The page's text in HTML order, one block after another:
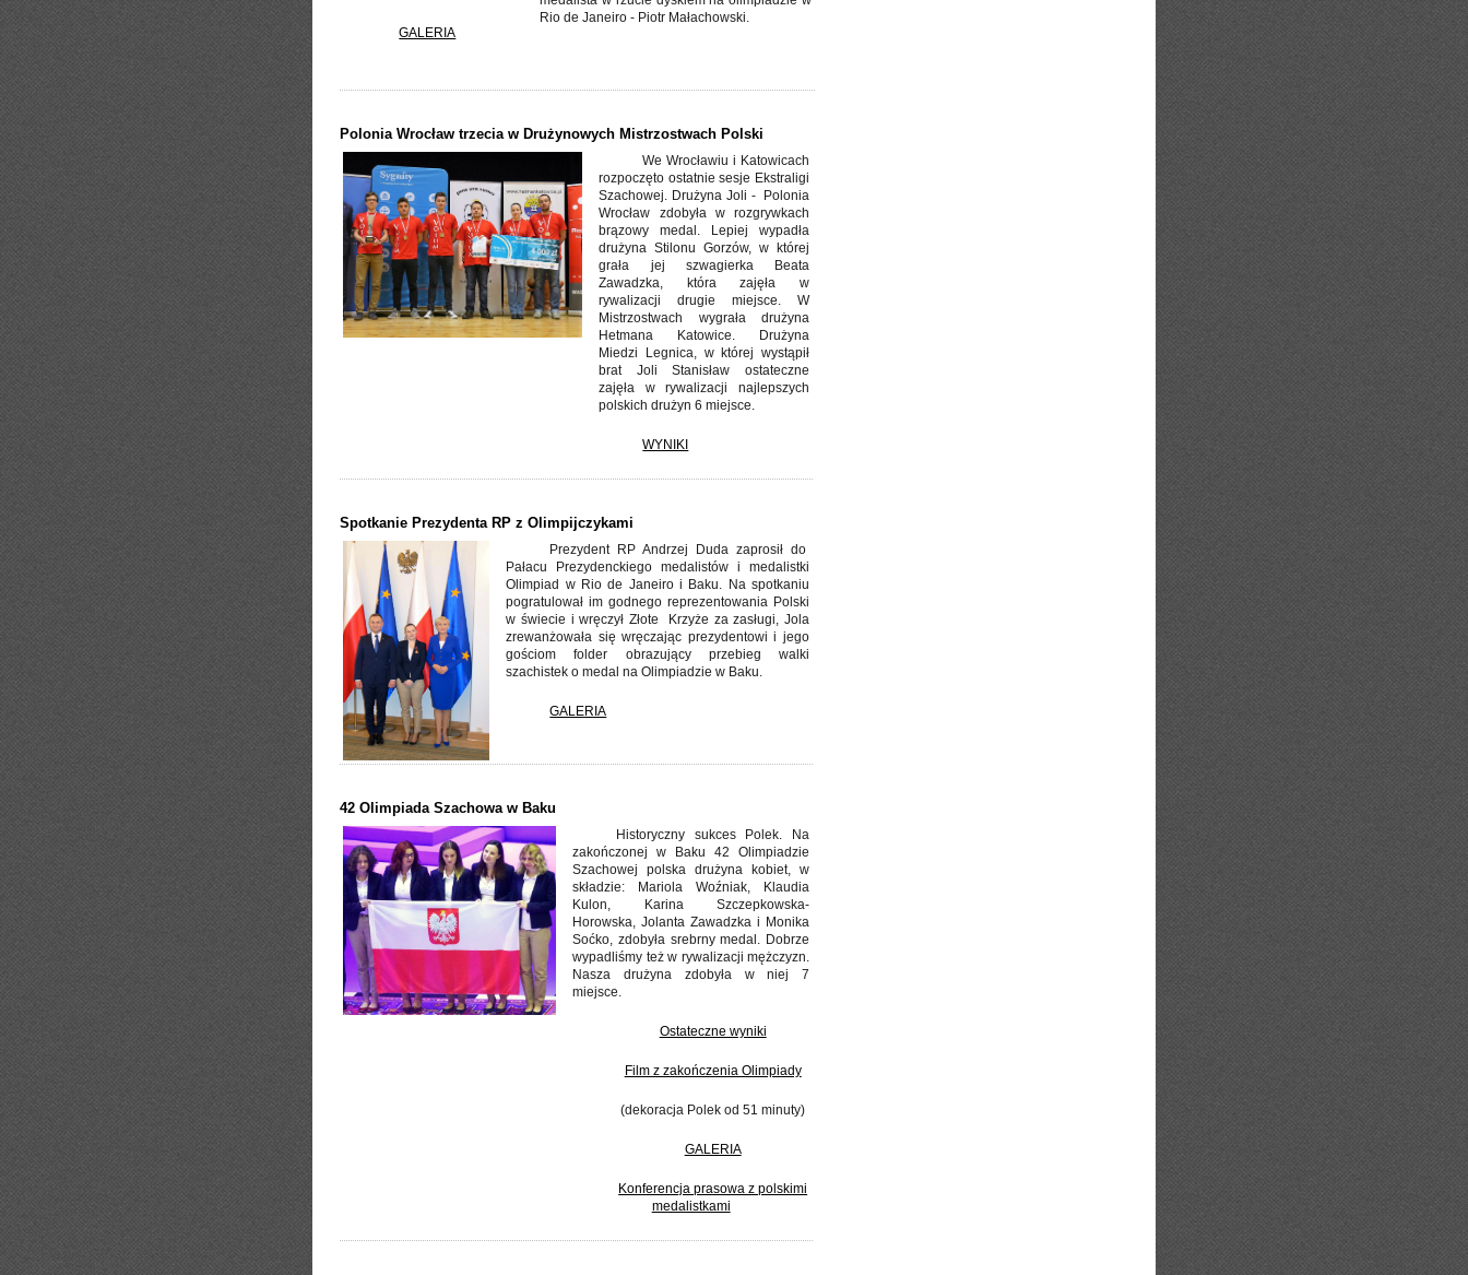
GALERIA
Rio de Janeiro - Piotr Małachowski.
Polonia Wrocław trzecia w Drużynowych Mistrzostwach Polski
We Wrocławiu i Katowicach
rozpoczęto ostatnie sesje Ekstraligi
Szachowej. Drużyna Joli - Polonia
Wrocław zdobyła w rozgrywkach
brązowy medal. Lepiej wypadła
drużyna Stilonu Gorzów, w której
grała jej szwagierka Beata
Zawadzka, która zajęła w
rywalizacji drugie miejsce. W
Mistrzostwach wygrała drużyna
Hetmana Katowice. Drużyna
Miedzi Legnica, w której wystąpił
brat Joli Stanisław ostateczne
zajęła w rywalizacji najlepszych
polskich drużyn 6 miejsce.
WYNIKI
Spotkanie Prezydenta RP z Olimpijczykami
Prezydent RP Andrzej Duda zaprosił do
Pałacu Prezydenckiego medalistów i medalistki
Olimpiad w Rio de Janeiro i Baku. Na spotkaniu
pogratulował im godnego reprezentowania Polski
w świecie i wręczył Złote Krzyże za zasługi, Jola
zrewanżowała się wręczając prezydentowi i jego
gościom folder obrazujący przebieg walki
szachistek o medal na Olimpiadzie w Baku.
GALERIA
42 Olimpiada Szachowa w Baku
Historyczny sukces Polek. Na
zakończonej w Baku 42 Olimpiadzie
Szachowej polska drużyna kobiet, w
składzie: Mariola Woźniak, Klaudia
Kulon, Karina Szczepkowska-
Horowska, Jolanta Zawadzka i Monika
Soćko, zdobyła srebrny medal. Dobrze
wypadliśmy też w rywalizacji mężczyzn.
Nasza drużyna zdobyła w niej 7
miejsce.
Ostateczne wyniki
Film z zakończenia Olimpiady
(dekoracja Polek od 51 minuty)
GALERIA
Konferencja prasowa z polskimi
medalistkami